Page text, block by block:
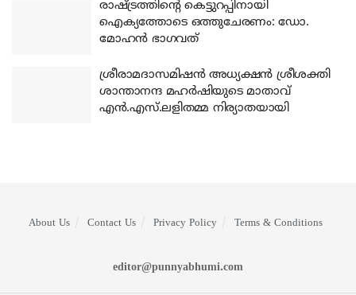
രാഷ്ട്രത്തിന്റെ കെട്ടുറപ്പിനായി
ഐക്യത്തോടെ ഒത്തുചേരണം: ഡോ.
മോഹന്‍ ഭാഗവത്
ശ്രീരാമദാസമിഷന്‍ അധ്യക്ഷന്‍ ശ്രീശക്തി
ശാന്താനന്ദ മഹര്‍ഷിയുടെ മാതാവ്
എന്‍.എസ്.ലളിതമ്മ നിര്യാതയായി
About Us Contact Us Privacy Policy Terms & Conditions
editor@punnyabhumi.com